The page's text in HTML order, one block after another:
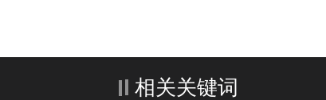
相关关键词